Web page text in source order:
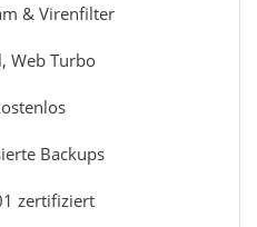
& Virenfilter
Web Turbo
Backups
zertifiziert